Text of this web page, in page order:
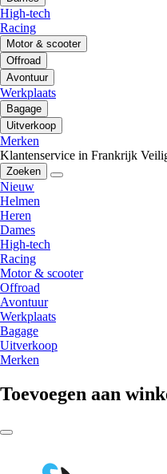
High-tech
Racing
Motor & scooter
Offroad
Avontuur
Werkplaats
Bagage
Uitverkoop
Merken
Klantenservice in Frankrijk
Zoeken
Nieuw
Helmen
Heren
Dames
High-tech
Racing
Motor & scooter
Offroad
Avontuur
Werkplaats
Bagage
Uitverkoop
Merken
Toevoegen aan